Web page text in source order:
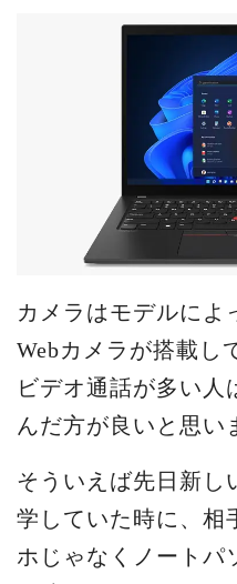
カメラはモデルによ
Webカメラが搭載し
ビデオ通話が多い人
んだ方が良いと思い
そういえば先日新し
学していた時に、相
ホじゃなくノートパ